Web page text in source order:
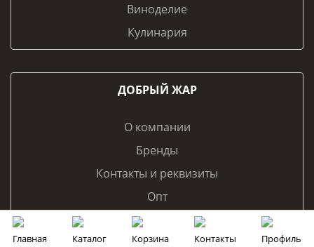
Виноделие
Кулинария
ДОБРЫЙ ЖАР
О компании
Бренды
Контакты и реквизиты
Опт
Франчайзинг
Главная Каталог Корзина Контакты Профиль